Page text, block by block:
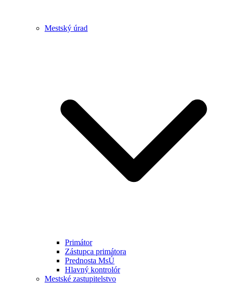
Mestský úrad
Primátor
Zástupca primátora
Prednosta MsÚ
Hlavný kontrolór
Mestské zastupitelstvo